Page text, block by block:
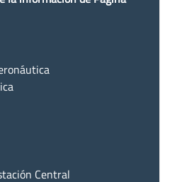
Central